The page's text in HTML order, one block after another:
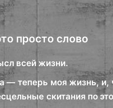
просто слово
всей жизни.
— теперь моя жизнь, и,
скитания по